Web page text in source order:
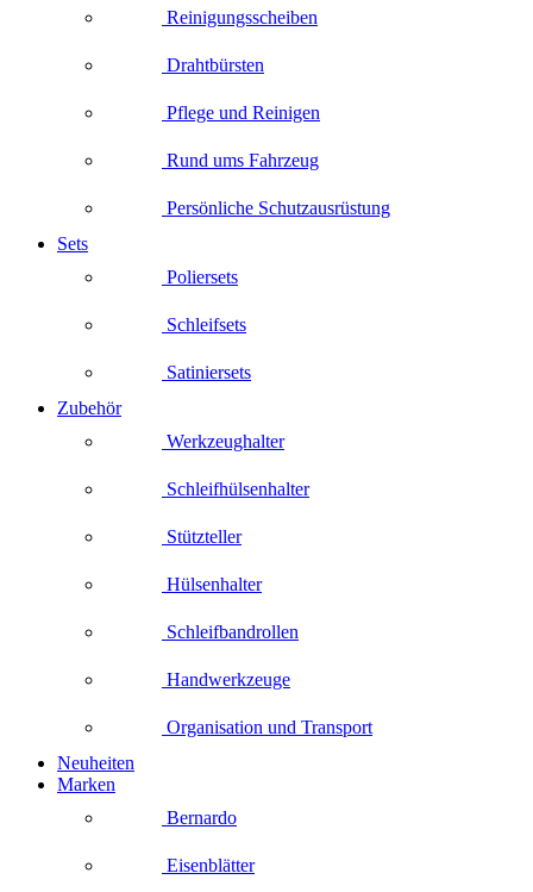
Reinigungsscheiben
Drahtbürsten
Pflege und Reinigen
Rund ums Fahrzeug
Persönliche Schutzausrüstung
Sets
Poliersets
Schleifsets
Satiniersets
Zubehör
Werkzeughalter
Schleifhülsenhalter
Stützteller
Hülsenhalter
Schleifbandrollen
Handwerkzeuge
Organisation und Transport
Neuheiten
Marken
Bernardo
Eisenblätter